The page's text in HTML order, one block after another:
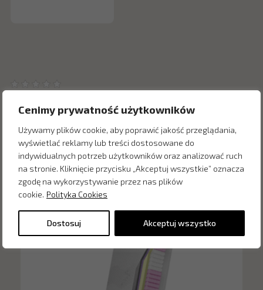
Cenimy prywatność użytkowników
Używamy plików cookie, aby poprawić jakość przeglądania,
wyświetlać reklamy lub treści dostosowane do
indywidualnych potrzeb użytkowników oraz analizować ruch
na stronie. Kliknięcie przycisku „Akceptuj wszystkie” oznacza
zgodę na wykorzystywanie przez nas plików
cookie. Polityka Cookies
Dostosuj Akceptuj wszystko
Inne produkty z kategorii